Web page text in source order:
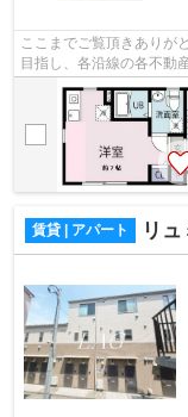
ここまでご覧頂きありが
目指し、各沿線の各不動
様へ提供しております！
賃貸 | アパート リ